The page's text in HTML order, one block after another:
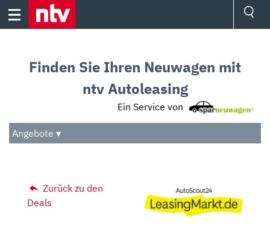
Skip
Audio
Das Beste
Finden Sie Ihren Neuwagen mit
ntv Autoleasing
Ein Service von
Angebote ▾
Zurück zu den
Deals